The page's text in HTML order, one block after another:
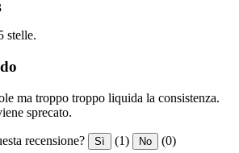
stelle.
ma troppo troppo liquida la consistenza.
sprecato.
recensione? Sì (1) No (0)